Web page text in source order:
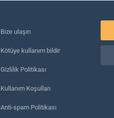
Bize ulaşın
Kötüye kullanım bildir
Gizlilik Politikası
Kullanım Koşulları
Anti-spam Politikası